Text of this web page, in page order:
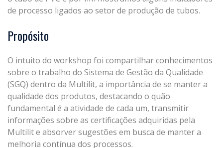
de processo ligados ao setor de produção de tubos.
Propósito
O intuito do workshop foi compartilhar conhecimentos
sobre o trabalho do Sistema de Gestão da Qualidade
(SGQ) dentro da Multilit, a importância de se manter a
qualidade dos produtos, destacando o quão
fundamental é a atividade de cada um, transmitir
informações sobre as certificações adquiridas pela
Multilit e absorver sugestões em busca de manter a
melhoria contínua dos processos.